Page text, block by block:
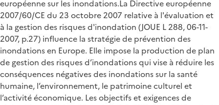
européenne sur les inondations.La Directive européenne
2007/60/CE du 23 octobre 2007 relative à l'évaluation et
à la gestion des risques d'inondation (JOUE L 288, 06-11-
2007, p.27) influence la stratégie de prévention des
inondations en Europe. Elle impose la production de plan
de gestion des risques d’inondations qui vise à réduire les
conséquences négatives des inondations sur la santé
humaine, l’environnement, le patrimoine culturel et
l’activité économique. Les objectifs et exigences de